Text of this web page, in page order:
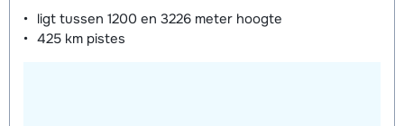
ligt tussen 1200 en 3226 meter hoogte
425 km pistes